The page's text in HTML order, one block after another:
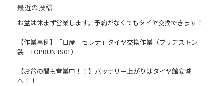
最近の投稿
お盆は休まず営業します。予約がなくてもタイヤ交換できます！
【作業事例】「日産 セレナ」タイヤ交換作業（ブリヂストン
製 TOPRUN TS01）
【お盆の間も営業中！！】バッテリー上がりはタイヤ館安城
へ！！